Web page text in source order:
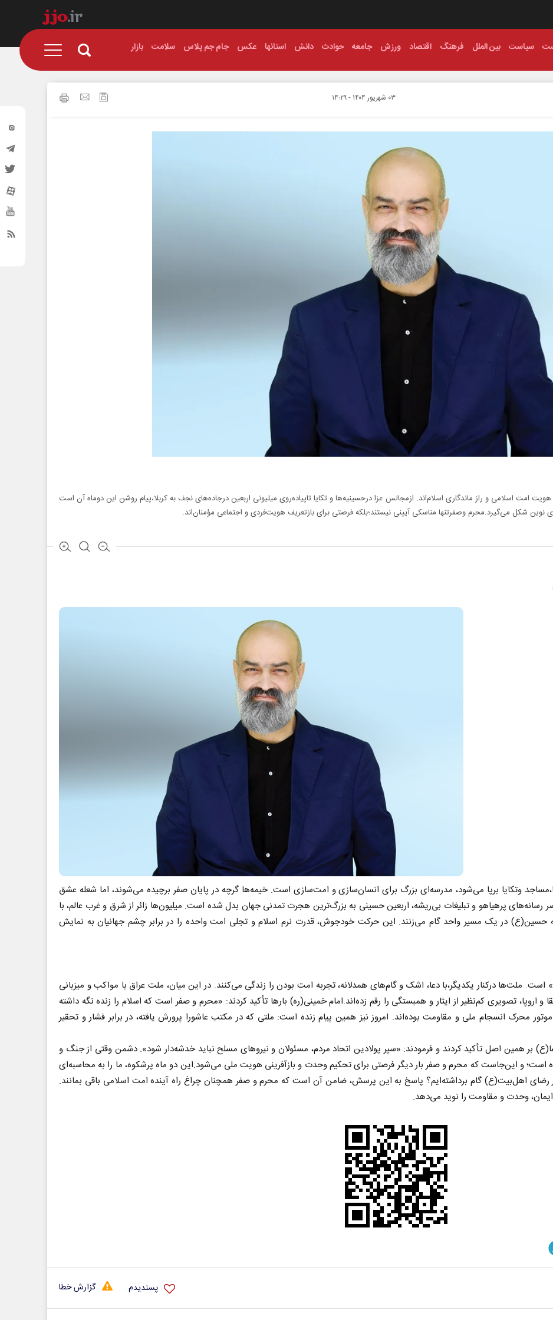
سیاست بین الملل فرهنگ اقتصاد ورزش جامعه حوادث دانش استانها عکس جام جم پلاس سلامت بازار
۰۳ شهريور ۱۴۰۴ - ۱۴:۲۹
امت اسلامی و راز ماندگاری اسلام‌اند. ازمجالس عزا درحسینیه‌ها و تکایا تاپیاده‌روی میلیونی اربعین درجاده‌های نجف به کربلا،پیام روشن این دوماه آن است
نوین شکل می‌گیرد.محرم وصفرتنها مناسکی آیینی نیستند؛بلکه فرصتی برای بازتعریف هویت‌فردی و اجتماعی مؤمنان‌اند.
وتکایا برپا می‌شود، مدرسه‌ای بزرگ برای انسان‌سازی و امت‌سازی است. خیمه‌ها گرچه در پایان صفر برچیده می‌شوند، اما شعله عشق
پرهیاهو و تبلیغات بی‌ریشه، اربعین حسینی به بزرگ‌ترین هجرت تمدنی جهان بدل شده است. میلیون‌ها زائر از شرق و غرب عالم، با
حسین(ع) در یک مسیر واحد گام می‌زنند. این حرکت خودجوش، قدرت نرم اسلام و تجلی امت واحده را در برابر چشم جهانیان به نمایش
است. ملت‌ها درکنار یکدیگر،با دعا، اشک و گام‌های همدلانه، تجربه امت بودن را زندگی می‌کنند. در این میان، ملت عراق با مواکب و میزبانی
و اروپا، تصویری کم‌نظیر از ایثار و همبستگی را رقم زده‌اند.امام خمینی(ره) بارها تأکید کردند: «محرم و صفر است که اسلام را زنده نگه داشته
انسجام ملی و مقاومت بوده‌اند. امروز نیز همین پیام زنده است: ملتی که در مکتب عاشورا پرورش یافته، در برابر فشار و تحقیر
بر همین اصل تأکید کردند و فرمودند: «سپر پولادین اتحاد مردم، مسئولان و نیروهای مسلح نباید خدشه‌دار شود». دشمن وقتی از جنگ و
است؛ و این‌جاست که محرم و صفر بار دیگر فرصتی برای تحکیم وحدت و بازآفرینی هویت ملی می‌شود.این دو ماه پرشکوه، ما را به محاسبه‌ای
رضای اهل‌بیت(ع) گام برداشته‌ایم؟ پاسخ به این پرسش، ضامن آن است که محرم و صفر همچنان چراغ راه آینده امت اسلامی باقی بمانند.
وحدت و مقاومت را نوید می‌دهد.
گزارش خطا پسندیدم